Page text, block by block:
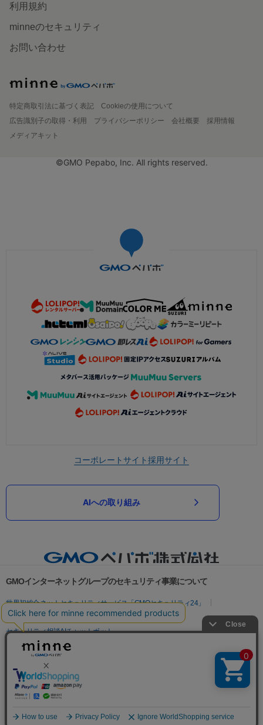
利用規約
minneのセキュリティ
お問い合わせ
特定商取引法に基づく表記
Cookieの使用について
広告識別子の取得・利用
プライバシーポリシー 会社概要
採用情報
メディアキット
©GMO Pepabo, Inc. All rights reserved.
コーポレートサイト採用サイト
AIへの取り組み
GMOインターネットグループのセキュリティ事業について
世界初総合ネットセキュリティサービス「GMOセキュリティ24」
パスワード漏洩診断
Webサイトリスク診断
セキュリティ相談AIチャットボット
実在証明・盗聴対策
サイバー攻撃対策（GMO Flatt Security）
セキュリティ事業の軌跡